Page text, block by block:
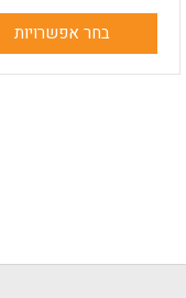
בחר אפשרויות